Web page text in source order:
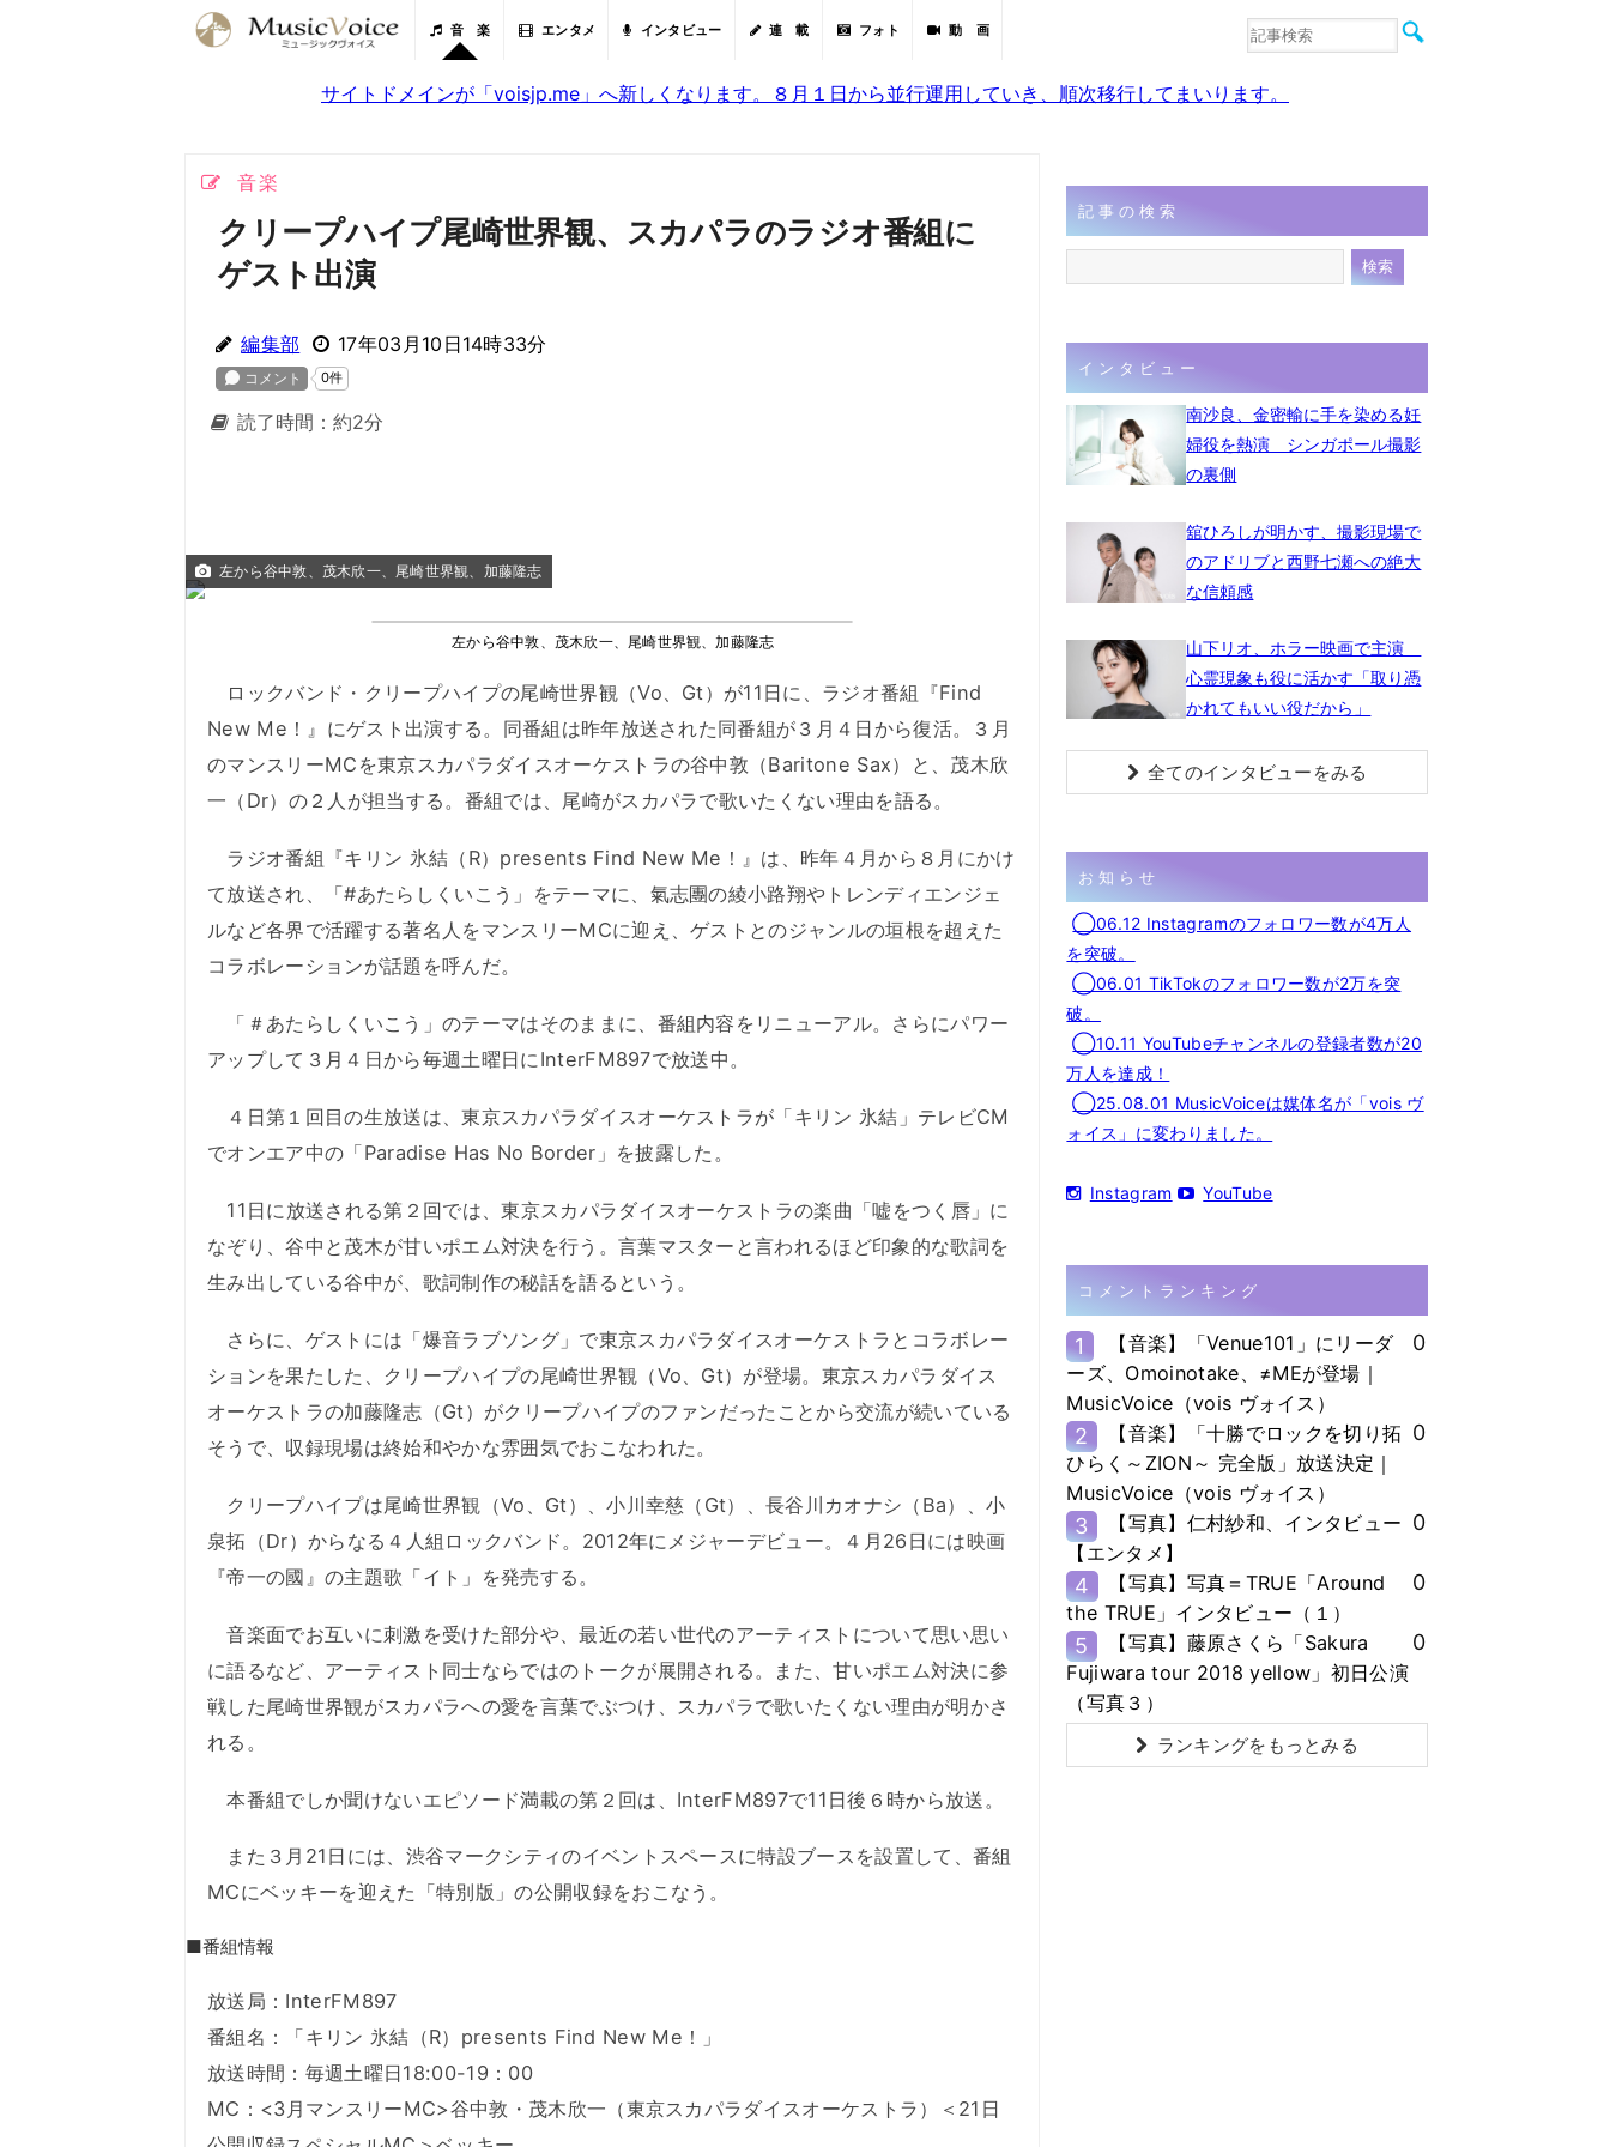
音 楽 エンタメ インタビュー 連 載 フォト 動 画
音楽
サイトドメインが「voisjp.me」へ新しくなります。８月１日から並行運用していき、順次移行してまいります。
音楽
クリープハイプ尾崎世界観、スカパラのラジオ番組に
ゲスト出演
編集部 17年03月10日14時33分
読了時間：約2分
左から谷中敦、茂木欣一、尾崎世界観、加藤隆志
左から谷中敦、茂木欣一、尾崎世界観、加藤隆志
ロックバンド・クリープハイプの尾崎世界観（Vo、Gt）が11日に、ラジオ番組『Find
New Me！』にゲスト出演する。同番組は昨年放送された同番組が３月４日から復活。３月
のマンスリーMCを東京スカパラダイスオーケストラの谷中敦（Baritone Sax）と、茂木欣
一（Dr）の２人が担当する。番組では、尾崎がスカパラで歌いたくない理由を語る。
ラジオ番組『キリン 氷結（R）presents Find New Me！』は、昨年４月から８月にかけ
て放送され、「#あたらしくいこう」をテーマに、氣志團の綾小路翔やトレンディエンジェ
ルなど各界で活躍する著名人をマンスリーMCに迎え、ゲストとのジャンルの垣根を超えた
コラボレーションが話題を呼んだ。
「＃あたらしくいこう」のテーマはそのままに、番組内容をリニューアル。さらにパワー
アップして３月４日から毎週土曜日にInterFM897で放送中。
４日第１回目の生放送は、東京スカパラダイスオーケストラが「キリン 氷結」テレビCM
でオンエア中の「Paradise Has No Border」を披露した。
11日に放送される第２回では、東京スカパラダイスオーケストラの楽曲「嘘をつく唇」に
なぞり、谷中と茂木が甘いポエム対決を行う。言葉マスターと言われるほど印象的な歌詞を
生み出している谷中が、歌詞制作の秘話を語るという。
さらに、ゲストには「爆音ラブソング」で東京スカパラダイスオーケストラとコラボレー
ションを果たした、クリープハイプの尾崎世界観（Vo、Gt）が登場。東京スカパラダイス
オーケストラの加藤隆志（Gt）がクリープハイプのファンだったことから交流が続いている
そうで、収録現場は終始和やかな雰囲気でおこなわれた。
クリープハイプは尾崎世界観（Vo、Gt）、小川幸慈（Gt）、長谷川カオナシ（Ba）、小
泉拓（Dr）からなる４人組ロックバンド。2012年にメジャーデビュー。４月26日には映画
『帝一の國』の主題歌「イト」を発売する。
音楽面でお互いに刺激を受けた部分や、最近の若い世代のアーティストについて思い思い
に語るなど、アーティスト同士ならではのトークが展開される。また、甘いポエム対決に参
戦した尾崎世界観がスカパラへの愛を言葉でぶつけ、スカパラで歌いたくない理由が明かさ
れる。
本番組でしか聞けないエピソード満載の第２回は、InterFM897で11日後６時から放送。
また３月21日には、渋谷マークシティのイベントスペースに特設ブースを設置して、番組
MCにベッキーを迎えた「特別版」の公開収録をおこなう。
■番組情報
放送局：InterFM897
番組名：「キリン 氷結（R）presents Find New Me！」
放送時間：毎週土曜日18:00-19：00
MC：<3月マンスリーMC>谷中敦・茂木欣一（東京スカパラダイスオーケストラ）＜21日
記事の検索
インタビュー
南沙良、金密輸に手を染める妊
婦役を熱演 シンガポール撮影
の裏側
舘ひろしが明かす、撮影現場で
のアドリブと西野七瀬への絶大
な信頼感
山下リオ、ホラー映画で主演
心霊現象も役に活かす「取り憑
かれてもいい役だから」
全てのインタビューをみる
お知らせ
◯06.12 Instagramのフォロワー数が4万人
を突破。
◯06.01 TikTokのフォロワー数が2万を突
破。
◯10.11 YouTubeチャンネルの登録者数が20
万人を達成！
◯25.08.01 MusicVoiceは媒体名が「vois ヴ
ォイス」に変わりました。
Instagram YouTube
コメントランキング
1
【音楽】「Venue101」にリーダ
ーズ、Omoinotake、≠MEが登場｜
MusicVoice（vois ヴォイス）
0
2
【音楽】「十勝でロックを切り拓
ひらく～ZION～ 完全版」放送決定｜
MusicVoice（vois ヴォイス）
0
3
【写真】仁村紗和、インタビュー
【エンタメ】
0
4
【写真】写真＝TRUE「Around
the TRUE」インタビュー（１）
0
5
【写真】藤原さくら「Sakura
Fujiwara tour 2018 yellow」初日公演
（写真３）
0
ランキングをもっとみる